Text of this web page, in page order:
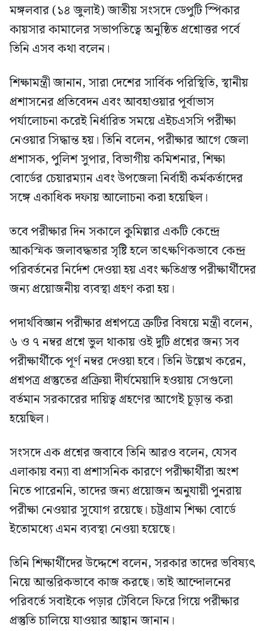
মঙ্গলবার (১৪ জুলাই) জাতীয় সংসদে ডেপুটি স্পিকার
কায়সার কামালের সভাপতিত্বে অনুষ্ঠিত প্রশ্নোত্তর পর্বে
তিনি এসব কথা বলেন।
শিক্ষামন্ত্রী জানান, সারা দেশের সার্বিক পরিস্থিতি, স্থানীয়
প্রশাসনের প্রতিবেদন এবং আবহাওয়ার পূর্বাভাস
পর্যালোচনা করেই নির্ধারিত সময়ে এইচএসসি পরীক্ষা
নেওয়ার সিদ্ধান্ত হয়। তিনি বলেন, পরীক্ষার আগে জেলা
প্রশাসক, পুলিশ সুপার, বিভাগীয় কমিশনার, শিক্ষা
বোর্ডের চেয়ারম্যান এবং উপজেলা নির্বাহী কর্মকর্তাদের
সঙ্গে একাধিক দফায় আলোচনা করা হয়েছিল।
তবে পরীক্ষার দিন সকালে কুমিল্লার একটি কেন্দ্রে
আকস্মিক জলাবদ্ধতার সৃষ্টি হলে তাৎক্ষণিকভাবে কেন্দ্র
পরিবর্তনের নির্দেশ দেওয়া হয় এবং ক্ষতিগ্রস্ত পরীক্ষার্থীদের
জন্য প্রয়োজনীয় ব্যবস্থা গ্রহণ করা হয়।
পদার্থবিজ্ঞান পরীক্ষার প্রশ্নপত্রে ত্রুটির বিষয়ে মন্ত্রী বলেন,
৬ ও ৭ নম্বর প্রশ্নে ভুল থাকায় ওই দুটি প্রশ্নের জন্য সব
পরীক্ষার্থীকে পূর্ণ নম্বর দেওয়া হবে। তিনি উল্লেখ করেন,
প্রশ্নপত্র প্রস্তুতের প্রক্রিয়া দীর্ঘমেয়াদি হওয়ায় সেগুলো
বর্তমান সরকারের দায়িত্ব গ্রহণের আগেই চূড়ান্ত করা
হয়েছিল।
সংসদে এক প্রশ্নের জবাবে তিনি আরও বলেন, যেসব
এলাকায় বন্যা বা প্রশাসনিক কারণে পরীক্ষার্থীরা অংশ
নিতে পারেননি, তাদের জন্য প্রয়োজন অনুযায়ী পুনরায়
পরীক্ষা নেওয়ার সুযোগ রয়েছে। চট্টগ্রাম শিক্ষা বোর্ডে
ইতোমধ্যে এমন ব্যবস্থা নেওয়া হয়েছে।
তিনি শিক্ষার্থীদের উদ্দেশে বলেন, সরকার তাদের ভবিষ্যৎ
নিয়ে আন্তরিকভাবে কাজ করছে। তাই আন্দোলনের
পরিবর্তে সবাইকে পড়ার টেবিলে ফিরে গিয়ে পরীক্ষার
প্রস্তুতি চালিয়ে যাওয়ার আহ্বান জানান।